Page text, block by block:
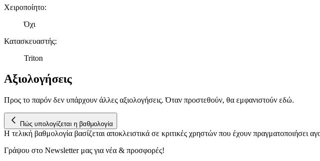
Χειροποίητο:
Όχι
Κατασκευαστής:
Triton
Αξιολογήσεις
Προς το παρόν δεν υπάρχουν άλλες αξιολογήσεις. Όταν προστεθούν, θα εμφανιστούν εδώ.
Πώς υπολογίζεται η βαθμολογία
Η τελική βαθμολογία βασίζεται αποκλειστικά σε κριτικές χρηστών που έχουν
Γράψου στο Νewsletter μας για νέα & προσφορές!